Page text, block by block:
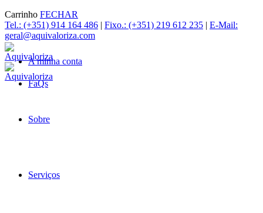
Carrinho FECHAR
Tel.: (+351) 914 164 486 | Fixo.: (+351) 219 612 235 | E-Mail:
geral@aquivaloriza.com
A minha conta
FaQs
Sobre
Serviços